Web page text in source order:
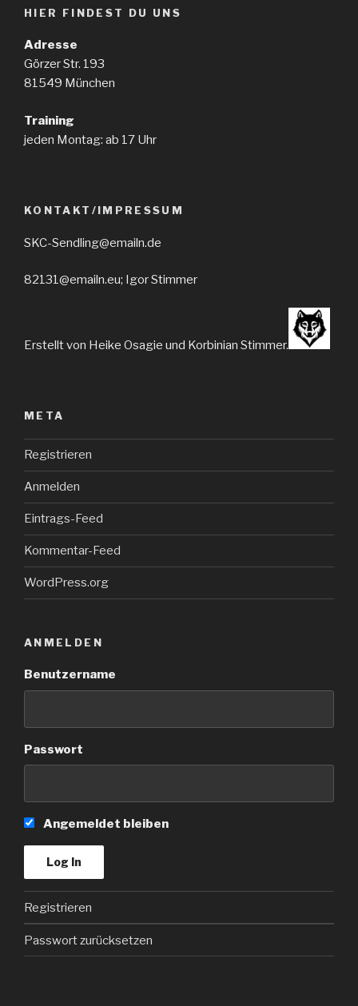
HIER FINDEST DU UNS
Adresse
Görzer Str. 193
81549 München
Training
jeden Montag: ab 17 Uhr
KONTAKT/IMPRESSUM
SKC-Sendling@emailn.de
82131@emailn.eu; Igor Stimmer
Erstellt von Heike Osagie und Korbinian Stimmer.
META
Registrieren
Anmelden
Eintrags-Feed
Kommentar-Feed
WordPress.org
ANMELDEN
Benutzername
Passwort
Angemeldet bleiben
Registrieren
Passwort zurücksetzen